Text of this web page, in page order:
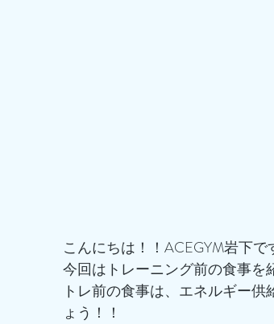
こんにちは！！ACEGYM岩下で
今回はトレーニング前の食事を
トレ前の食事は、エネルギー
ょう！！